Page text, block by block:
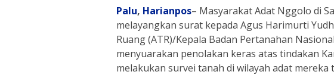
Palu, Harianpos– Masyarakat Adat Nggolo di
melayangkan surat kepada Agus Harimurti
Ruang (ATR)/Kepala Badan Pertanahan
menyuarakan penolakan keras atas tindakan
melakukan survei tanah di wilayah adat mereka